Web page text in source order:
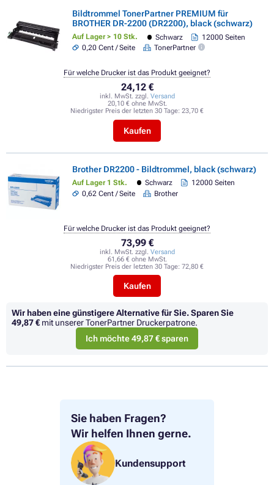
Sie haben Fragen?
Wir helfen Ihnen gerne.
Kundensupport
Bildtrommel TonerPartner PREMIUM für
BROTHER DR-2200 (DR2200), black (schwarz)
Auf Lager > 10 Stk. Schwarz
12000 Seiten
0,20 Cent / Seite
TonerPartner
24,12 €
inkl. MwSt. zzgl. Versand
20,10 € ohne MwSt.
Niedrigster Preis der letzten 30 Tage: 23,70 €
Kaufen
Für welche Drucker ist das Produkt geeignet?
Brother DR2200 - Bildtrommel, black (schwarz)
Auf Lager 1 Stk. Schwarz
12000 Seiten
0,62 Cent / Seite
Brother
73,99 €
inkl. MwSt. zzgl. Versand
61,66 € ohne MwSt.
Niedrigster Preis der letzten 30 Tage: 72,80 €
Kaufen
Für welche Drucker ist das Produkt geeignet?
Wir haben eine günstigere Alternative für Sie.Sparen Sie
49,87 € mit unserer TonerPartner Druckerpatrone.
Ich möchte 49,87 € sparen